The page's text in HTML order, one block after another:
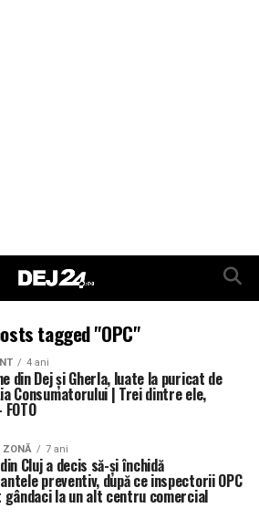
tagged "OPC"
4 ani
din Dej și Gherla, luate la puricat de
Consumatorului | Trei dintre ele,
ZONĂ 7 ani
Cluj a decis să-şi închidă
preventiv, după ce inspectorii OPC
gândaci la un alt centru comercial